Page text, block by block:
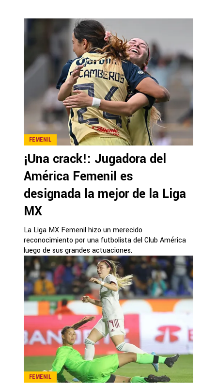
FEMENIL
¡Una crack!: Jugadora del
América Femenil es
designada la mejor de la Liga
MX
La Liga MX Femenil hizo un merecido
reconocimiento por una futbolista del Club América
luego de sus grandes actuaciones.
FEMENIL